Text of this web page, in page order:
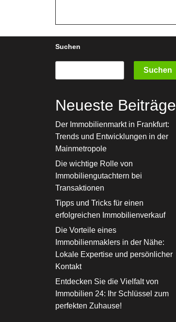
Suchen
Suchen
Neueste Beiträge
Der Immobilienmarkt in Frankfurt:
Trends und Entwicklungen in der
Mainmetropole
Die wichtige Rolle von
Immobiliengutachtern bei
Transaktionen
Tipps und Tricks für einen
erfolgreichen Immobilienverkauf
Die Vorteile eines
Immobilienmaklers in der Nähe:
Lokale Expertise und persönlicher
Kontakt
Entdecken Sie die Vielfalt von
Immobilien 24: Ihr Schlüssel zum
perfekten Zuhause!